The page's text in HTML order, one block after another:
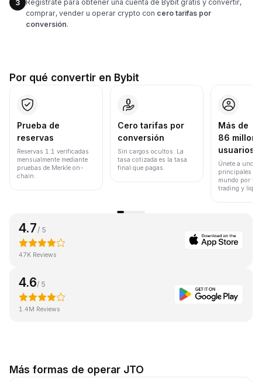
3
Regístrate para obtener una cuenta de Bybit gratis y convertir,
comprar, vender u operar crypto con cero tarifas por
conversión.
Por qué convertir en Bybit
Prueba de
reservas
Reservas 1:1 verificadas
mensualmente mediante
pruebas de Merkle on-
chain.
Cero tarifas por
conversión
Sin cargos ocultos. La
tasa cotizada es la tasa
final que pagas.
Más de
86
usuarios
Únete a uno
principales
mundo por
trading y
4.7 / 5
47K Reviews
4.6/ 5
1.4M Reviews
Más formas de operar JTO